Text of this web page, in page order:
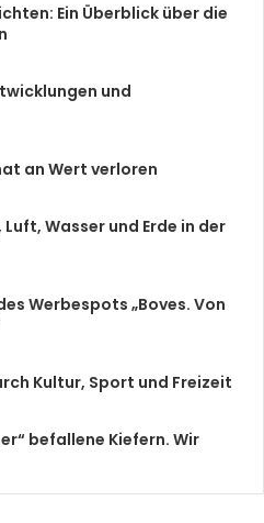
Ein Überblick über die
und
an Wert verloren
Wasser und Erde in der
Werbespots „Boves. Von
Kultur, Sport und Freizeit
befallene Kiefern. Wir